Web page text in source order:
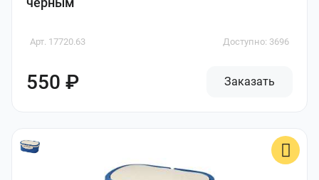
Арт. 17720.63 Доступно: 3696
550 ₽ Заказать